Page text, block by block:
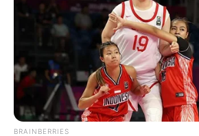
BRAINBERRIES